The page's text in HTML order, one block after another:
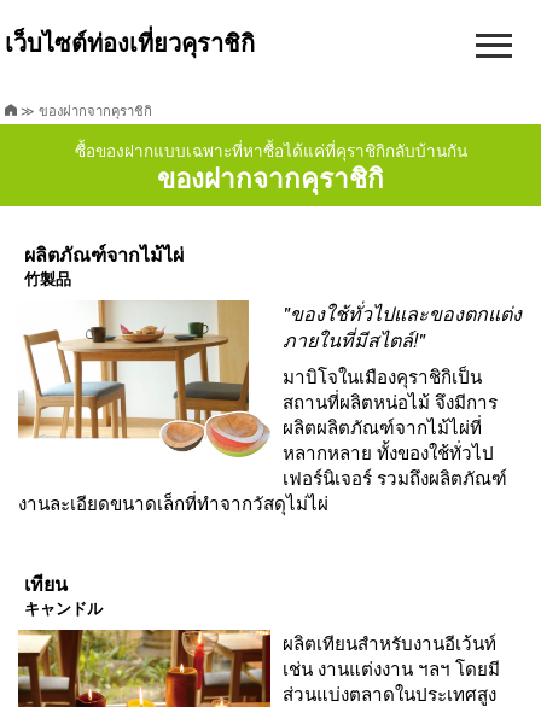
เว็บไซต์ท่องเที่ยวคุราชิกิ
≫ ของฝากจากคุราชิกิ
ซื้อของฝากแบบเฉพาะที่หาซื้อได้แค่ที่คุราชิกิกลับบ้านกัน
ของฝากจากคุราชิกิ
ผลิตภัณฑ์จากไม้ไผ่
竹製品
"ของใช้ทั่วไปและของตกแต่ง
ภายในที่มีสไตล์!"
มาบิโจในเมืองคุราชิกิเป็น
สถานที่ผลิตหน่อไม้ จึงมีการ
ผลิตผลิตภัณฑ์จากไม้ไผ่ที่
หลากหลาย ทั้งของใช้ทั่วไป
เฟอร์นิเจอร์ รวมถึงผลิตภัณฑ์
งานละเอียดขนาดเล็กที่ทำจากวัสดุไม่ไผ่
เทียน
キャンドル
ผลิตเทียนสำหรับงานอีเว้นท์
เช่น งานแต่งงาน ฯลฯ โดยมี
ส่วนแบ่งตลาดในประเทศสูง